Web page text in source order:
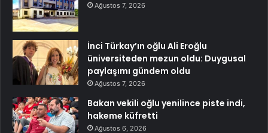
Ağustos 7, 2026
İnci Türkay’ın oğlu Ali Eroğlu
üniversiteden mezun oldu: Duygusal
paylaşımı gündem oldu
Ağustos 7, 2026
Bakan vekili oğlu yenilince piste indi,
hakeme küfretti
Ağustos 6, 2026